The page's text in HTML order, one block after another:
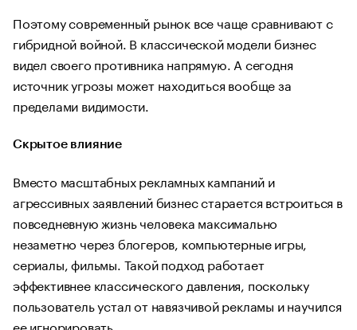
Поэтому современный рынок все чаще сравнивают с
гибридной войной. В классической модели бизнес
видел своего противника напрямую. А сегодня
источник угрозы может находиться вообще за
пределами видимости.
Скрытое влияние
Вместо масштабных рекламных кампаний и
агрессивных заявлений бизнес старается встроиться в
повседневную жизнь человека максимально
незаметно через блогеров, компьютерные игры,
сериалы, фильмы. Такой подход работает
эффективнее классического давления, поскольку
пользователь устал от навязчивой рекламы и научился
ее игнорировать.